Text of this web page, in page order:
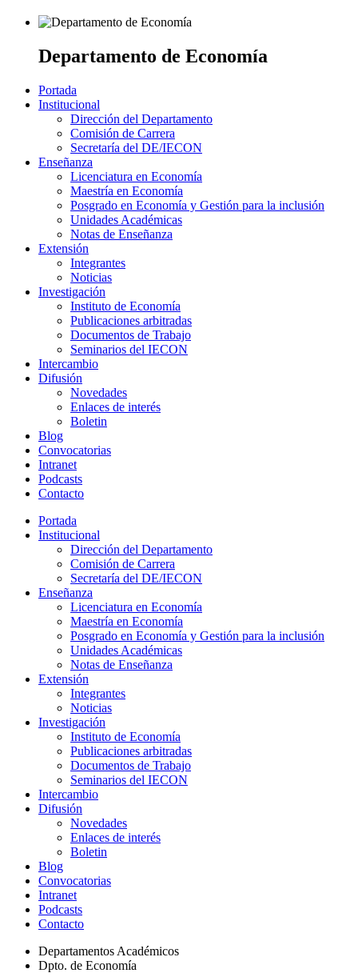
Departamento de Economía
Portada
Institucional
Dirección del Departamento
Comisión de Carrera
Secretaría del DE/IECON
Enseñanza
Licenciatura en Economía
Maestría en Economía
Posgrado en Economía y Gestión para la inclusión
Unidades Académicas
Notas de Enseñanza
Extensión
Integrantes
Noticias
Investigación
Instituto de Economía
Publicaciones arbitradas
Documentos de Trabajo
Seminarios del IECON
Intercambio
Difusión
Novedades
Enlaces de interés
Boletin
Blog
Convocatorias
Intranet
Podcasts
Contacto
Portada
Institucional
Dirección del Departamento
Comisión de Carrera
Secretaría del DE/IECON
Enseñanza
Licenciatura en Economía
Maestría en Economía
Posgrado en Economía y Gestión para la inclusión
Unidades Académicas
Notas de Enseñanza
Extensión
Integrantes
Noticias
Investigación
Instituto de Economía
Publicaciones arbitradas
Documentos de Trabajo
Seminarios del IECON
Intercambio
Difusión
Novedades
Enlaces de interés
Boletin
Blog
Convocatorias
Intranet
Podcasts
Contacto
Departamentos Académicos
Dpto. de Economía